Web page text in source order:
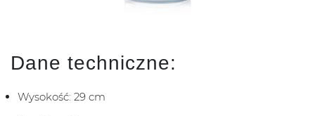
Dane techniczne:
Wysokość: 29 cm